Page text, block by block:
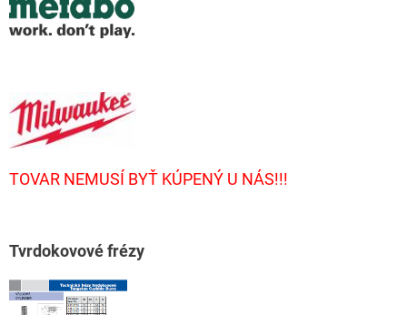
TOVAR NEMUSÍ BYŤ KÚPENÝ U NÁS!!!
Tvrdokovové frézy